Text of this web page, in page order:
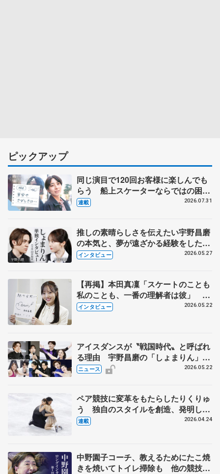
ピックアップ
同じ演目で120回お客様に楽しんでも
らう 船上スケーターならではの困難
とは 影響あったPIW前キャプテン松
連載 2026.07.31
推しの素晴らしさを伝えたい宇野昌磨
の本気と、夢が遠ざかる経験をした本
田真凜の覚悟
インタビュー 2026.05.27
【再掲】本田真凜「スケートのことも
私のことも、一番の理解者は彼」 引
退時の単独インタビューで語った競技
インタビュー 2026.05.22
アイスダンスが〝戦国時代〟と呼ばれ
る理由 宇野昌磨の「しょまりん」ら
実力者が相次いで参戦 国内の競争激
ニュース 2026.05.22
ペア競技に変革をもたらしたりくりゅ
う 独自のスタイルを創造、発明した
【引退発表後②】
連載 2026.04.24
中野園子コーチ、教えるためにたこ焼
きを焼いてトイレ掃除も 他の競技に